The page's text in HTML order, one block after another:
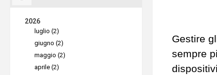
Gestire
sempre
2026
luglio (2)
giugno (2)
maggio (2)
aprile (2)